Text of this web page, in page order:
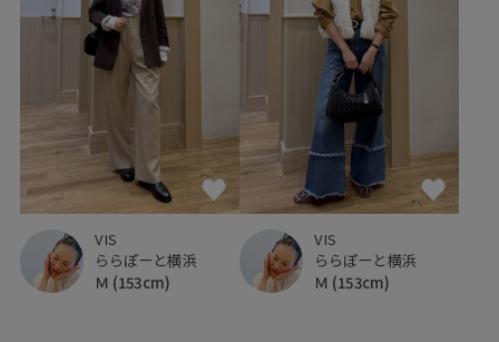
VIS
ららぽーと横浜
Ｍ (153cm)
VIS
ららぽーと横浜
Ｍ (153cm)